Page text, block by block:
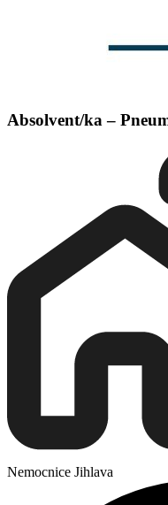
Absolvent/ka –
Nemocnice Jihlava